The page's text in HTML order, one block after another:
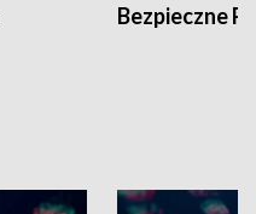
Bezpieczne